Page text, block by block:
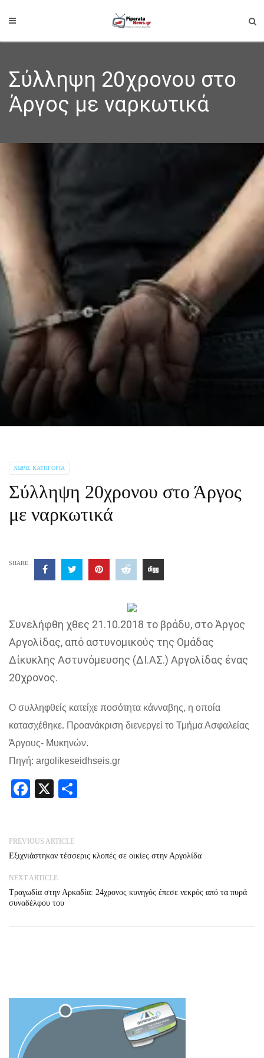
Σύλληψη 20χρονου στο
Άργος με ναρκωτικά
ΧΩΡΊΣ ΚΑΤΗΓΟΡΊΑ
Σύλληψη 20χρονου στο Άργος
με ναρκωτικά
SHARE
Συνελήφθη χθες 21.10.2018 το βράδυ, στο Άργος
Αργολίδας, από αστυνομικούς της Ομάδας
Δίκυκλης Αστυνόμευσης (ΔΙ.ΑΣ.) Αργολίδας ένας
20χρονος.
Ο συλληφθείς κατείχε ποσότητα κάνναβης, η οποία
κατασχέθηκε. Προανάκριση διενεργεί το Τμήμα Ασφαλείας
Άργους- Μυκηνών.
Πηγή: argolikeseidhseis.gr
Facebook
X
PREVIOUS ARTICLE
Εξιχνιάστηκαν τέσσερις κλοπές σε οικίες στην Αργολίδα
NEXT ARTICLE
Τραγωδία στην Αρκαδία: 24χρονος κυνηγός έπεσε νεκρός από τα πυρά
συναδέλφου του